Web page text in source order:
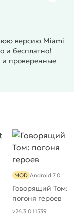
версию Miami
и бесплатно!
и проверенные
Говорящий Том:
погоня героев
MOD Android 7.0
v26.3.0.11539